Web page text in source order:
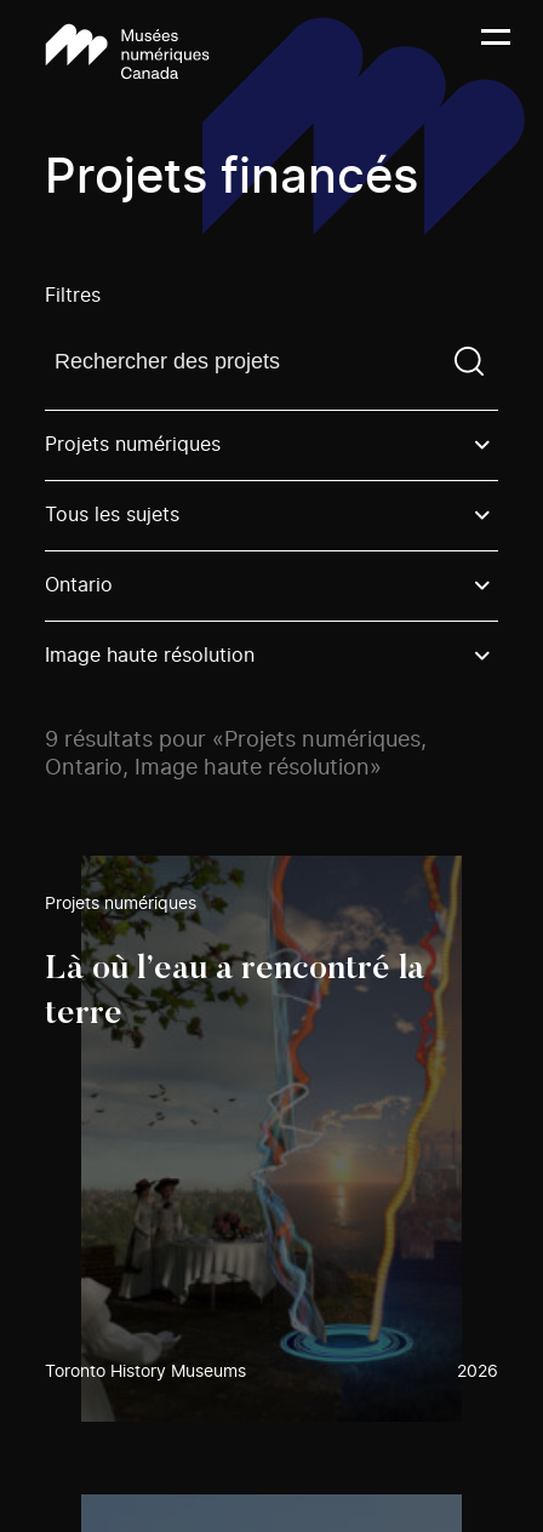
Projets financés
Filtres
Trouvez un projetVous devez saisir un terme de
Projets numériques
Tous les sujets
Ontario
Image haute résolution
9 résultats pour «Projets numériques,
Ontario, Image haute résolution»
Projets numériques
Là où l’eau a rencontré la
terre
Toronto History Museums 2026